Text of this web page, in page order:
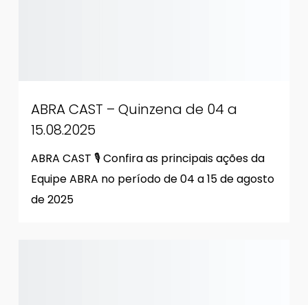
ABRA CAST – Quinzena de 04 a
15.08.2025
ABRA CAST 🎙 Confira as principais ações da
Equipe ABRA no período de 04 a 15 de agosto
de 2025